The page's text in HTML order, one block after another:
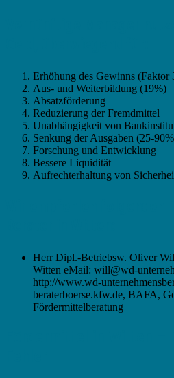
Erhöhung des Gewinns (Faktor
Aus- und Weiterbildung (19%)
Absatzförderung
Reduzierung der Fremdmittel
Unabhängigkeit von
Senkung der Ausgaben (25-
Forschung und Entwicklung
Bessere Liquidität
Aufrechterhaltung von
Herr Dipl.-Betriebsw. Oliver
Witten eMail: will@wd-
http://www.wd-
beraterboerse.kfw.de, BAFA,
Fördermittelberatung